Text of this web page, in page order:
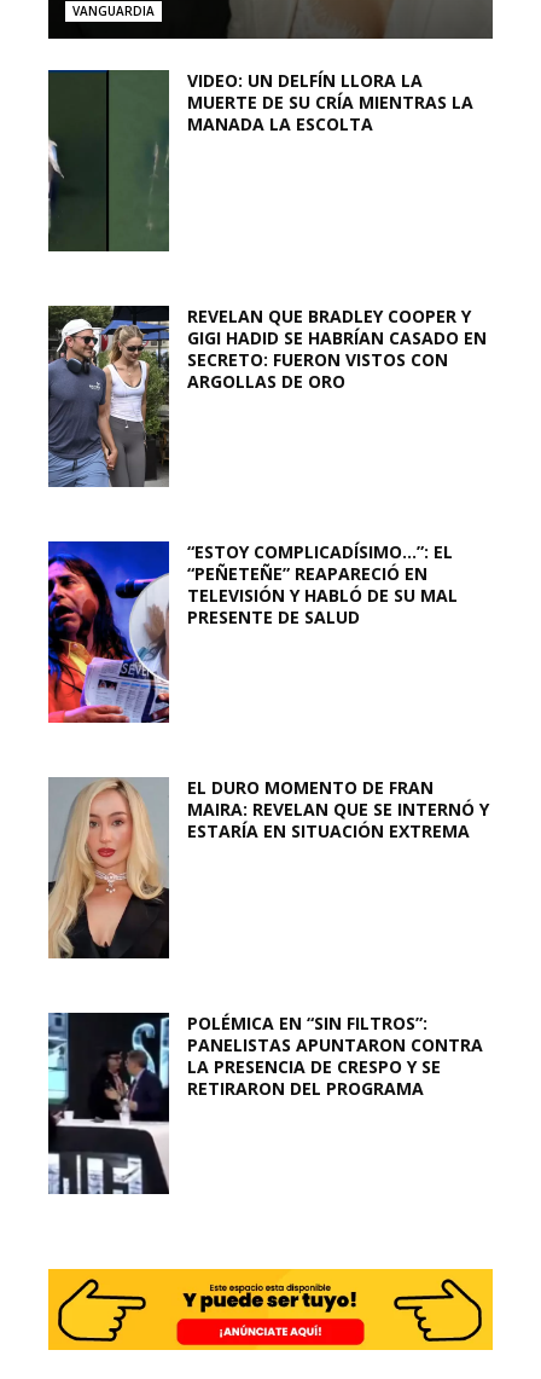
VANGUARDIA
VIDEO: UN DELFÍN LLORA LA
MUERTE DE SU CRÍA MIENTRAS LA
MANADA LA ESCOLTA
REVELAN QUE BRADLEY COOPER Y
GIGI HADID SE HABRÍAN CASADO EN
SECRETO: FUERON VISTOS CON
ARGOLLAS DE ORO
“ESTOY COMPLICADÍSIMO…”: EL
“PEÑETEÑE” REAPARECIÓ EN
TELEVISIÓN Y HABLÓ DE SU MAL
PRESENTE DE SALUD
EL DURO MOMENTO DE FRAN
MAIRA: REVELAN QUE SE INTERNÓ Y
ESTARÍA EN SITUACIÓN EXTREMA
POLÉMICA EN “SIN FILTROS”:
PANELISTAS APUNTARON CONTRA
LA PRESENCIA DE CRESPO Y SE
RETIRARON DEL PROGRAMA